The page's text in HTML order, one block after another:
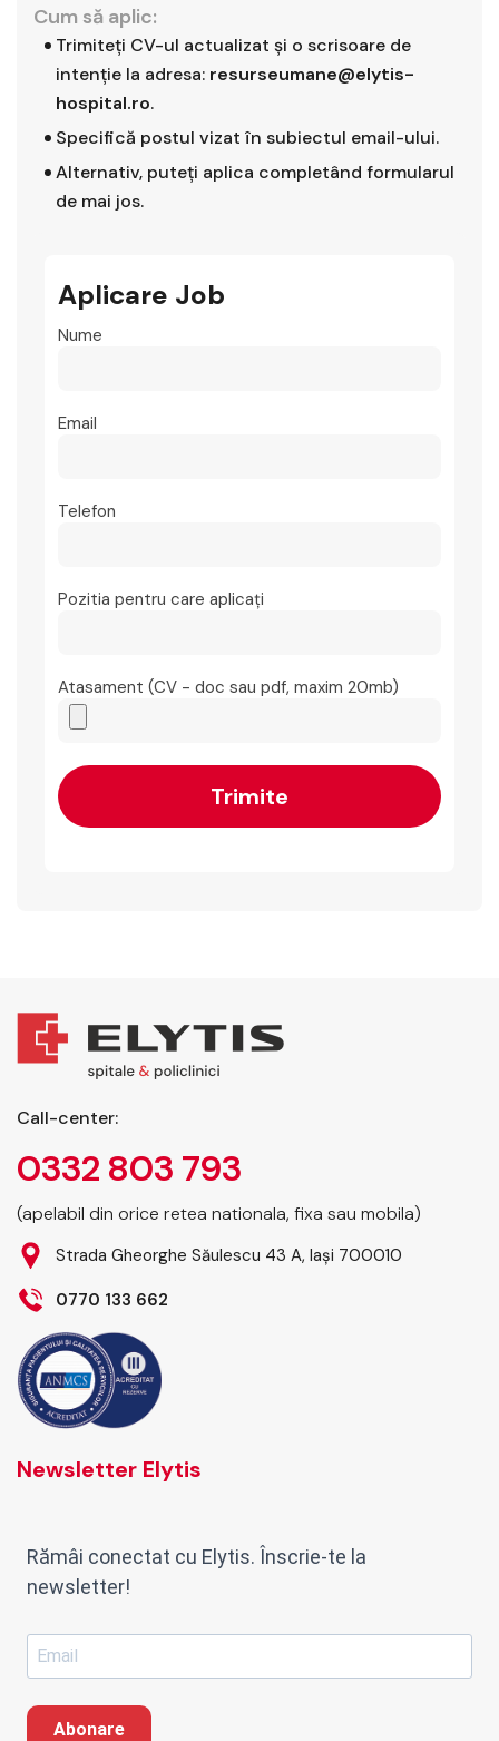
Cum să aplic:
Trimiteți CV-ul actualizat și o scrisoare de
intenție la adresa: resurseumane@elytis-
hospital.ro.
Specifică postul vizat în subiectul email-ului.
Alternativ, puteți aplica completând formularul
de mai jos.
Aplicare Job
Nume
Email
Telefon
Pozitia pentru care aplicați
Atasament (CV - doc sau pdf, maxim 20mb)
Call-center:
0332 803 793
(apelabil din orice retea nationala, fixa sau mobila)
Strada Gheorghe Săulescu 43 A, Iași 700010
0770 133 662
Newsletter Elytis
Rămâi conectat cu Elytis. Înscrie-te la
newsletter!
Abonare